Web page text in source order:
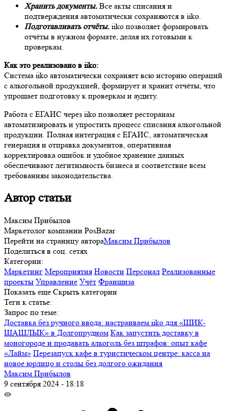
Хранить документы. Все акты списания и
подтверждения автоматически сохраняются в iiko.
Подготавливать отчёты. iiko позволяет формировать
отчёты в нужном формате, делая их готовыми к
проверкам.
Как это реализовано в iiko:
Система iiko автоматически сохраняет всю историю операций
с алкогольной продукцией, формирует и хранит отчёты, что
упрощает подготовку к проверкам и аудиту.
Работа с ЕГАИС через iiko позволяет ресторанам
автоматизировать и упростить процесс списания алкогольной
продукции. Полная интеграция с ЕГАИС, автоматическая
генерация и отправка документов, оперативная
корректировка ошибок и удобное хранение данных
обеспечивают легитимность бизнеса и соответствие всем
требованиям законодательства.
Автор статьи
Максим Прибылов
Маркетолог компании PosBazar
Перейти на страницу автораМаксим Прибылов
Поделиться в соц. сетях
Категории:
Маркетинг Мероприятия Новости Персонал Реализованные
проекты Управление Учёт Франшиза
Показать еще Скрыть категории
Теги к статье:
Запрос по теме:
Доставка без ручного ввода: настраиваем iiko для «ШИК-
ШАШЛЫК» в Долгопрудном Как запустить доставку в
моногороде и продавать алкоголь без штрафов: опыт кафе
«Лайм» Перезапуск кафе в туристическом центре: касса на
новое юрлицо и столы без долгого ожидания
Максим Прибылов
9 сентября 2024 - 18:18